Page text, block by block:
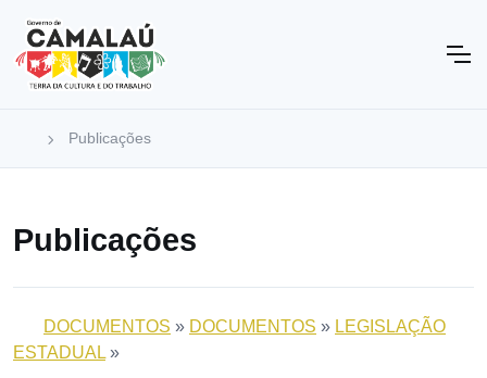
Publicações
Publicações
DOCUMENTOS » DOCUMENTOS » LEGISLAÇÃO
ESTADUAL »